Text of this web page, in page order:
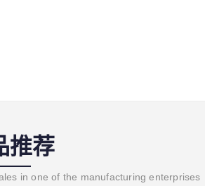
推荐
in one of the manufacturing enterprises